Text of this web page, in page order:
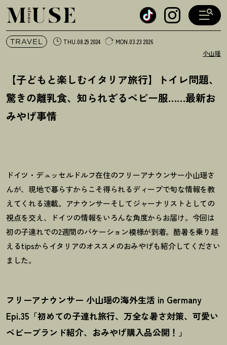
オトナミューズ ウェブ
TRAVEL THU.08.29 2024 MON.03.23 2026
小山瑶
【子どもと楽しむイタリア旅行】トイレ問題、
驚きの離乳食、知られざるベビー服……最新お
みやげ事情
ドイツ・デュッセルドルフ在住のフリーアナウンサー小山瑶さ
んが、現地で暮らすからこそ得られるディープで旬な情報を教
えてくれる連載。アナウンサーそしてジャーナリストとしての
視点を交え、ドイツの情報をいろんな角度からお届け。今回は
初の子連れでの2週間のバケーション模様が到着。酷暑を乗り越
えるtipsからイタリアのオススメのおみやげも紹介してください
ました。
フリーアナウンサー 小山瑶の海外生活 in Germany
Epi.35「初めての子連れ旅行、万全な暑さ対策、可愛い
ベビーブランド紹介、おみやげ購入品公開 ！ 」